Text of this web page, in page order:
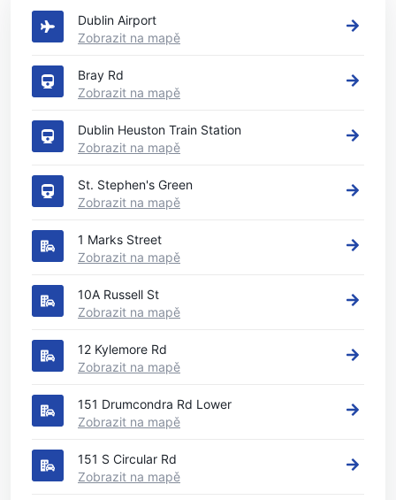
Dublin Airport
Zobrazit na mapě
Bray Rd
Zobrazit na mapě
Dublin Heuston Train Station
Zobrazit na mapě
St. Stephen's Green
Zobrazit na mapě
1 Marks Street
Zobrazit na mapě
10A Russell St
Zobrazit na mapě
12 Kylemore Rd
Zobrazit na mapě
151 Drumcondra Rd Lower
Zobrazit na mapě
151 S Circular Rd
Zobrazit na mapě